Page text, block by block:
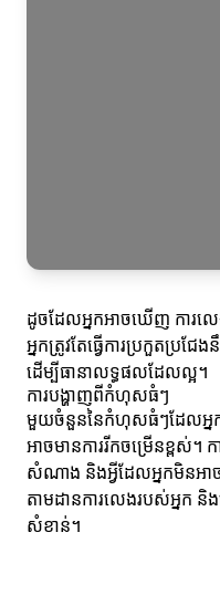
ដូចដែលអ្នកអាចឃើញ ការលេ
អ្នកត្រូវតែធ្វើការប្រកួតប្រ
ដើម្បីធានាលទ្ធផលដែលល្អ។
ការបង្ហាញពីកំហុសធំៗ
មួយចំនួននៃកំហុសធំៗដែលអ្នក
អាចមានការរីកចម្រើនខ្ពស់
សំណាង និងអ្វីដែលអ្នកមិនអាច
តាមដានការលេងរបស់អ្នក
សំខាន់។